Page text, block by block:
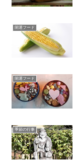
開運フード
開運フード
季節の行事